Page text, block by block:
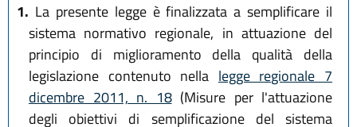
1. La presente legge è finalizzata a semplificare il
sistema normativo regionale, in attuazione del
principio di miglioramento della qualità della
legislazione contenuto nella legge regionale 7
dicembre 2011, n. 18(Misure per l'attuazione
degli obiettivi di semplificazione del sistema